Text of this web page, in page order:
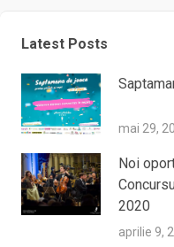
Latest Posts
mai 29,
Noi
2020
aprilie 9,